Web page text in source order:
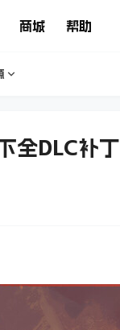
商城 帮助
全DLC补丁